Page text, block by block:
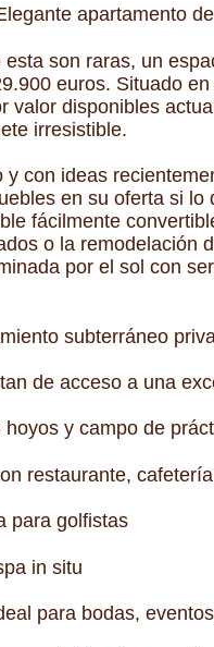
apartamento
son raras, un
euros. Situado
valor disponibles
irresistible.
y con ideas
en su oferta si
fácilmente
o la remodelación
por el sol con
subterráneo
de acceso a una
y campo de
restaurante,
para golfistas
in situ
para bodas,